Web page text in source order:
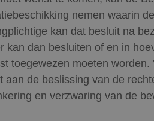
nemen waarin
kan dat besluit na
kan dan besluiten of en in
toegewezen moeten worden.
aan de beslissing van de
en verzwaring van de